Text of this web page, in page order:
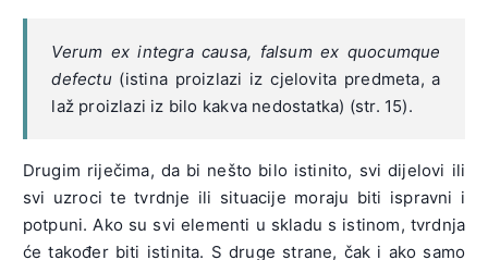
Verum ex integra causa, falsum ex quocumque
defectu(istina proizlazi iz cjelovita predmeta, a
laž proizlazi iz bilo kakva nedostatka) (str. 15).
Drugim riječima, da bi nešto bilo istinito, svi dijelovi ili
svi uzroci te tvrdnje ili situacije moraju biti ispravni i
potpuni. Ako su svi elementi u skladu s istinom, tvrdnja
će također biti istinita. S druge strane, čak i ako samo